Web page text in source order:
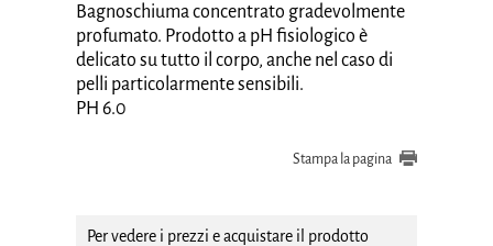
Bagnoschiuma concentrato gradevolmente
profumato. Prodotto a pH fisiologico è
delicato su tutto il corpo, anche nel caso di
pelli particolarmente sensibili.
PH 6.0
Stampa la pagina
Per vedere i prezzi e acquistare il prodotto